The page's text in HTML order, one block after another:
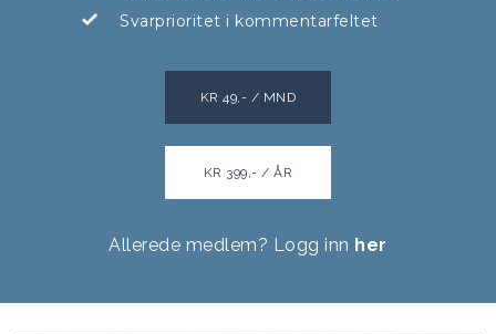
Svarprioritet i kommentarfeltet
KR 49,- / MND
KR 399,- / ÅR
Allerede medlem? Logg inn her